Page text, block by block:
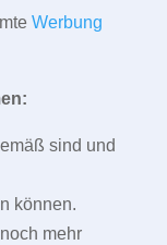
Werbung
sind und
können.
mehr